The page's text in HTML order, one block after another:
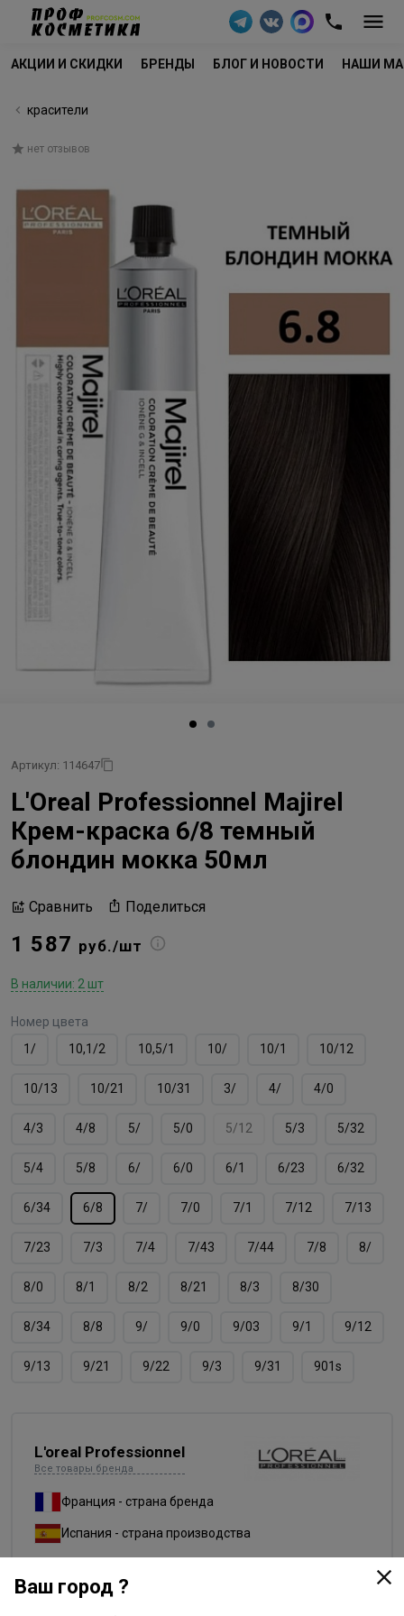
АКЦИИ И СКИДКИ БРЕНДЫ БЛОГ И НОВОСТИ НАШИ
красители
нет отзывов
Артикул: 114647
L'Oreal Professionnel Majirel
Крем-краска 6/8 темный
блондин мокка 50мл
Сравнить Поделиться
1 587 руб./шт
В наличии: 2 шт
Номер цвета
1/
10,1/2 10,5/1 10/ 10/1 10/12
10/13 10/21 10/31 3/ 4/ 4/0
4/3 4/8 5/ 5/0 5/12 5/3 5/32
5/4 5/8 6/ 6/0 6/1 6/23 6/32
6/34 6/8 7/ 7/0 7/1 7/12 7/13
7/23 7/3 7/4 7/43 7/44 7/8 8/
8/0 8/1 8/2 8/21 8/3 8/30
8/34 8/8 9/ 9/0 9/03 9/1 9/12
9/13 9/21 9/22 9/3 9/31 901s
L'oreal Professionnel
Все товары бренда
Франция - страна бренда
Испания - страна производства
Ваш город ?